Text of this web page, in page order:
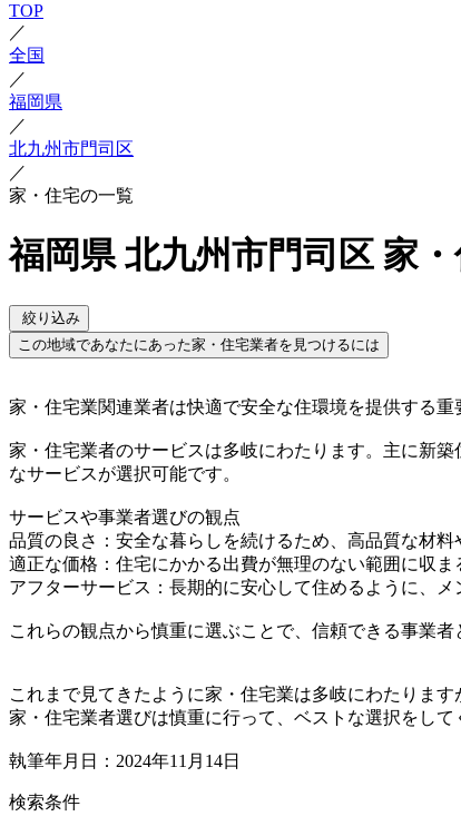
TOP
／
全国
／
福岡県
／
北九州市門司区
／
家・住宅の一覧
福岡県 北九州市門司区 家
絞り込み
この地域であなたにあった家・住宅業者を見つけるには
家・住宅業関連業者は快適で安全な住環境を提供する
家・住宅業者のサービスは多岐にわたります。主に新
なサービスが選択可能です。
サービスや事業者選びの観点
品質の良さ：安全な暮らしを続けるため、高品質な材
適正な価格：住宅にかかる出費が無理のない範囲に収
アフターサービス：長期的に安心して住めるように、
これらの観点から慎重に選ぶことで、信頼できる事業者
これまで見てきたように家・住宅業は多岐にわたりま
家・住宅業者選びは慎重に行って、ベストな選択をして
執筆年月日：2024年11月14日
検索条件